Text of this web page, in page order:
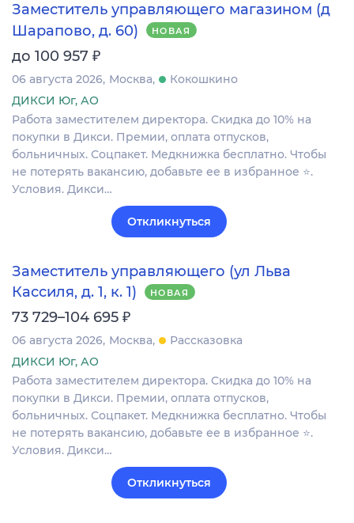
Заместитель управляющего магазином (д
Шарапово, д. 60)
НОВАЯ
до 100 957 ₽
06 августа 2026 Москва
Кокошкино
ДИКСИ Юг, АО
Работа заместителем директора. Скидка до 10% на
покупки в Дикси. Премии, оплата отпусков,
больничных. Соцпакет. Медкнижка бесплатно. Чтобы
не потерять вакансию, добавьте ее в избранное ⭐.
Условия. Дикси…
Откликнуться
Заместитель управляющего (ул Льва
Кассиля, д. 1, к. 1)
НОВАЯ
73 729–104 695 ₽
06 августа 2026 Москва
Рассказовка
ДИКСИ Юг, АО
Работа заместителем директора. Скидка до 10% на
покупки в Дикси. Премии, оплата отпусков,
больничных. Соцпакет. Медкнижка бесплатно. Чтобы
не потерять вакансию, добавьте ее в избранное ⭐.
Условия. Дикси…
Откликнуться